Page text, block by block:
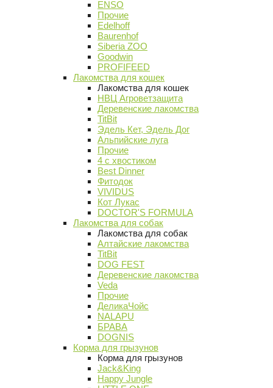
ENSO
Прочие
Edelhoff
Baurenhof
Siberia ZOO
Goodwin
PROFIFEED
Лакомства для кошек
Лакомства для кошек
НВЦ Агроветзащита
Деревенские лакомства
TitBit
Эдель Кет, Эдель Дог
Альпийские луга
Прочие
4 с хвостиком
Best Dinner
Фитодок
VIVIDUS
Кот Лукас
DOCTOR'S FORMULA
Лакомства для собак
Лакомства для собак
Алтайские лакомства
TitBit
DOG FEST
Деревенские лакомства
Veda
Прочие
ДеликаЧойс
NALAPU
БРАВА
DOGNIS
Корма для грызунов
Корма для грызунов
Jack&King
Happy Jungle